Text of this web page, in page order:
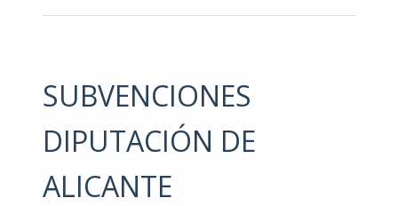
SUBVENCIONES
DIPUTACIÓN DE
ALICANTE